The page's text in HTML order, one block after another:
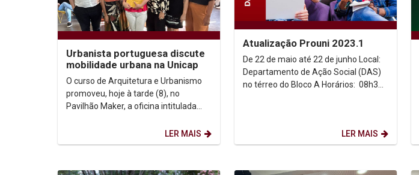
Urbanista portuguesa discute
mobilidade urbana na Unicap
O curso de Arquitetura e Urbanismo
promoveu, hoje à tarde (8), no
Pavilhão Maker, a oficina intitulada
LER MAIS
Atualização Prouni 2023.1
De 22 de maio até 22 de junho Local:
Departamento de Ação Social (DAS)
no térreo do Bloco A Horários: 08h30
LER MAIS